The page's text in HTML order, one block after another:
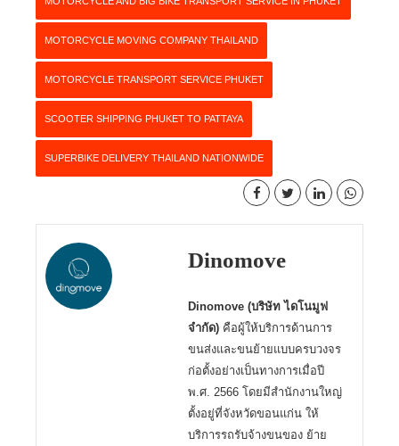
MOTORCYCLE MOVING COMPANY THAILAND
MOTORCYCLE TRANSPORT SERVICE PHUKET
SCOOTER SHIPPING PHUKET TO PATTAYA
SUPERBIKE DELIVERY THAILAND NATIONWIDE
Dinomove
Dinomove (บริษัท ไดโนมูฟ
จำกัด) คือผู้ให้บริการด้านการ
ขนส่งและขนย้ายแบบครบวงจร
ก่อตั้งอย่างเป็นทางการเมื่อปี
พ.ศ. 2566 โดยมีสำนักงานใหญ่
ตั้งอยู่ที่จังหวัดขอนแก่น ให้
บริการรถรับจ้างขนของ ย้าย